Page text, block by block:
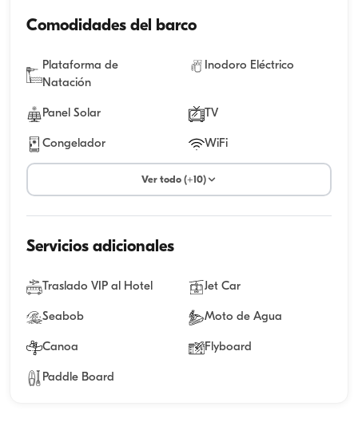
Comodidades del barco
Plataforma de
Natación
Inodoro Eléctrico
Panel Solar TV
Congelador WiFi
Ver todo (+10)
Servicios adicionales
Traslado VIP al Hotel Jet Car
Seabob Moto de Agua
Canoa Flyboard
Paddle Board